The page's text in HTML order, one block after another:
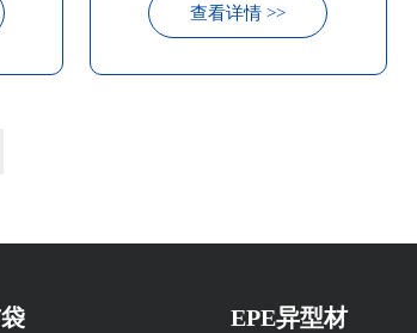
查看详情 >>
EPE异型材